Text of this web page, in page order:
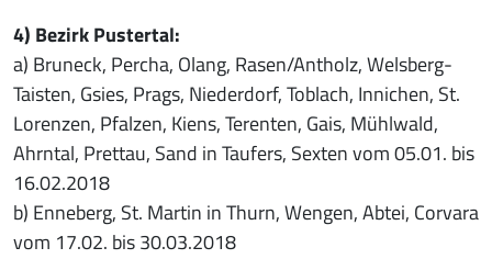
4) Bezirk Pustertal:
a) Bruneck, Percha, Olang, Rasen/Antholz, Welsberg-
Taisten, Gsies, Prags, Niederdorf, Toblach, Innichen, St.
Lorenzen, Pfalzen, Kiens, Terenten, Gais, Mühlwald,
Ahrntal, Prettau, Sand in Taufers, Sexten vom 05.01. bis
16.02.2018
b) Enneberg, St. Martin in Thurn, Wengen, Abtei, Corvara
vom 17.02. bis 30.03.2018